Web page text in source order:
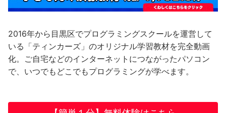
2016年から目黒区でプログラミングスクールを運営して
いる「ティンカーズ」のオリジナル学習教材を完全動画
化。ご自宅などのインターネットにつながったパソコン
で、いつでもどこでもプログラミングが学べます。